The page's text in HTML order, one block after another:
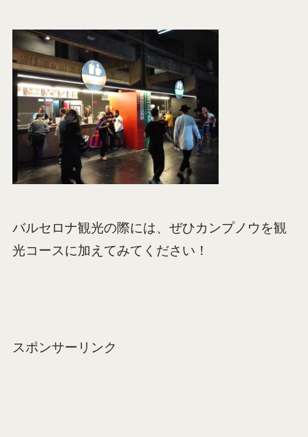
バルセロナ観光の際には、ぜひカンプノウを観
光コースに加えてみてください！
スポンサーリンク